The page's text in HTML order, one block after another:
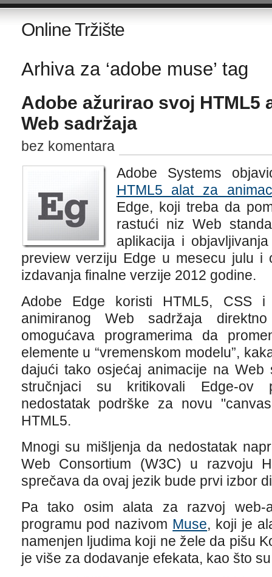
Online Tržište
Arhiva za ‘adobe muse’ tag
Adobe ažurirao svoj HTML5
Web sadržaja
bez komentara
Adobe Systems
HTML5 alat za
Edge, koji treba da
rastući niz Web
aplikacija i
preview verziju Edge u mesecu julu i
izdavanja finalne verzije 2012 godine.
Adobe Edge koristi HTML5, CSS i
animiranog Web sadržaja
omogućava programerima da
elemente u “vremenskom modelu”,
dajući tako osjećaj animacije na Web
stručnjaci su kritikovali Edge-ov
nedostatak podrške za novu
HTML5.
Mnogi su mišljenja da nedostatak
Web Consortium (W3C) u razvoju
sprečava da ovaj jezik bude prvi izbor
Pa tako osim alata za razvoj
programu pod nazivom Muse, koji je
namenjen ljudima koji ne žele da pišu
je više za dodavanje efekata, kao što